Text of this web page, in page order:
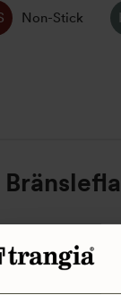
Non-Stick
4,9